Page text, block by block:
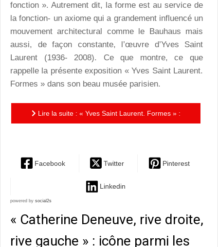
fonction ». Autrement dit, la forme est au service de
la fonction- un axiome qui a grandement influencé un
mouvement architectural comme le Bauhaus mais
aussi, de façon constante, l’œuvre d’Yves Saint
Laurent (1936- 2008). Ce que montre, ce que
rappelle la présente exposition « Yves Saint Laurent.
Formes » dans son beau musée parisien.
Lire la suite : « Yves Saint Laurent. Formes » :
Facebook Twitter Pinterest
Linkedin
powered by social2s
« Catherine Deneuve, rive droite,
rive gauche » : icône parmi les